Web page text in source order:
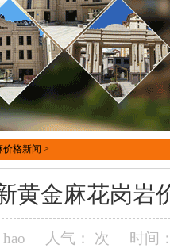
价格新闻 >
黄金麻花岗岩
人气： 次
时间